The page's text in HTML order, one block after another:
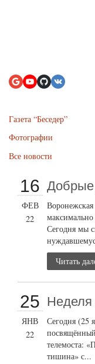
Газета “Беседер”
Фотографии
Все новости
16
ФЕВ
22
Воронежская
Сегодня мы
Читать
25
ЯНВ
22
Неделя
Сегодня (25
телемоста:
тишина» с...